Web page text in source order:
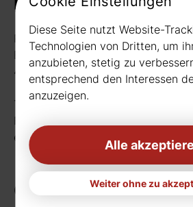
Rudat GmbH
Borussiastr. 26
44149 Dortmund
Telefon:
0231 656677
Fax: 0231 656990
eMail:
info[at]rudat-gmbh.de
Getränke
Diese Seite nutzt Website-
Technologien von Dritten, um
anzubieten, stetig zu
entsprechend den Interessen
anzuzeigen.
Alle
Weiter ohne zu